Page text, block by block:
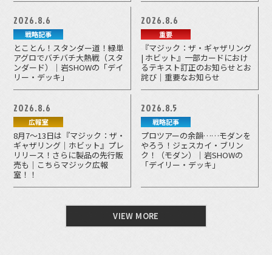
2026.8.6
戦略記事
とことん！スタンダー道！緑単
アグロでバチバチ大熱戦（スタ
ンダード）｜岩SHOWの「デイ
リー・デッキ」
2026.8.6
重要
『マジック：ザ・ギャザリング
| ホビット』一部カードにおけ
るテキスト訂正のお知らせとお
詫び｜重要なお知らせ
2026.8.6
広報室
8月7～13日は『マジック：ザ・
ギャザリング｜ホビット』プレ
リリース！さらに製品の先行販
売も｜こちらマジック広報
室！！
2026.8.5
戦略記事
プロツアーの余韻……モダンを
やろう！ジェスカイ・ブリン
ク！（モダン）｜岩SHOWの
「デイリー・デッキ」
VIEW MORE